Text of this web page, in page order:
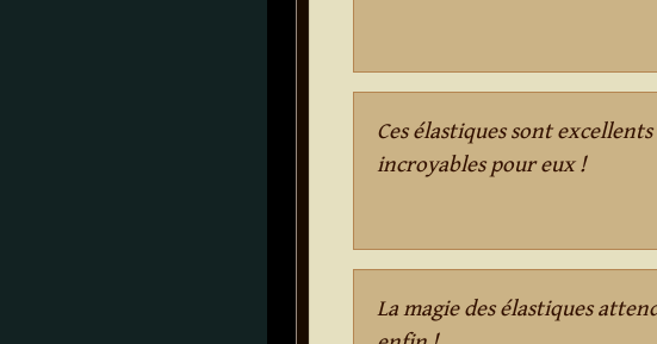
Ces élastiques sont excellents
incroyables pour eux !
La magie des élastiques